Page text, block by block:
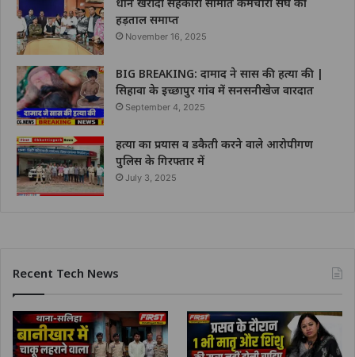
हड़ताल समाप्त
November 16, 2025
BIG BREAKING: दामाद ने सास की हत्या की |
सिहावा के इच्छापुर गांव में सनसनीखेज वारदात
September 4, 2025
हत्या का प्रयास व डकैती करने वाले आरोपीगण
पुलिस के गिरफ्तार में
July 3, 2025
Recent Tech News